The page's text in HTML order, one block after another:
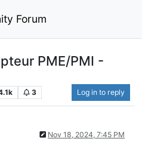
Forum
PME/PMI -
3 Log in to reply
Nov 18, 2024, 7:45 PM